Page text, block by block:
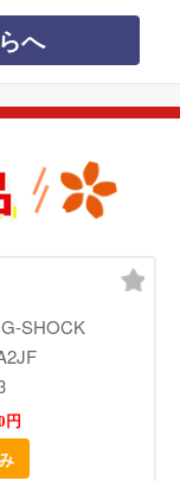
へ
SHOCK
円